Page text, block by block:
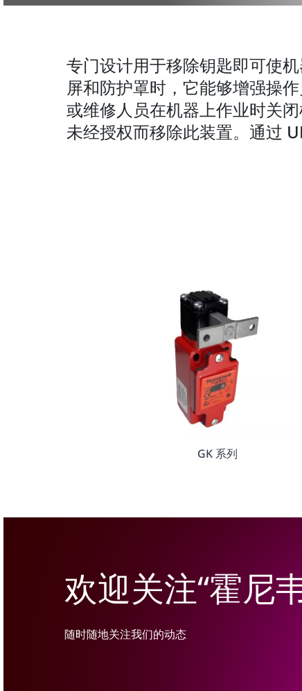
专门设计用于移除钥匙即可使
屏和防护罩时，它能够增强操
或维修人员在机器上作业时关
未经授权而移除此装置。通过
GK 系列
欢迎关注“霍尼
随时随地关注我们的动态